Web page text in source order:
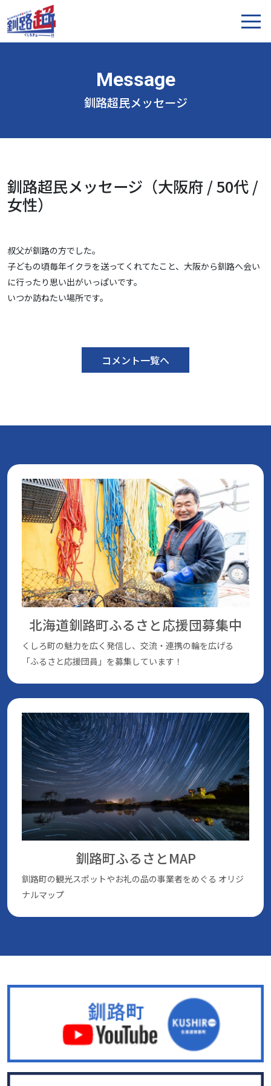
釧路超民メッセージ
釧路超民メッセージ（大阪府 / 50代 /
女性）
叔父が釧路の方でした。
子どもの頃毎年イクラを送ってくれてたこと、大阪から釧路へ会い
に行ったり思い出がいっぱいです。
いつか訪ねたい場所です。
コメント一覧へ
北海道釧路町ふるさと応援団募集中
くしろ町の魅⼒を広く発信し、交流・連携の輪を広げる
「ふるさと応援団員」を募集しています！
釧路町ふるさとMAP
釧路町の観光スポットやお礼の品の事業者をめぐる オリジ
ナルマップ